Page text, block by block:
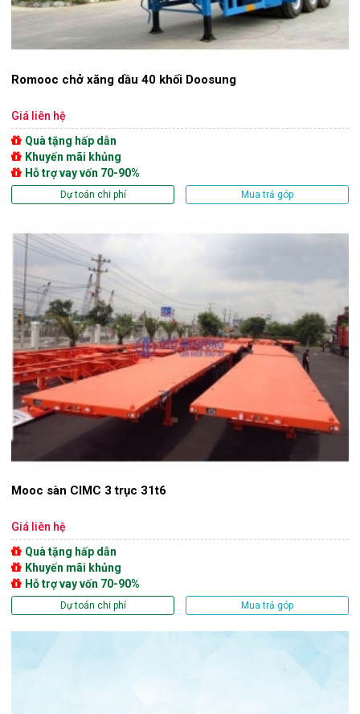
Romooc chở xăng dầu 40 khối Doosung
Giá liên hệ
Quà tặng hấp dẫn
Khuyến mãi khủng
Hỗ trợ vay vốn 70-90%
Dự toán chi phí Mua trả góp
Mooc sàn CIMC 3 trục 31t6
Giá liên hệ
Quà tặng hấp dẫn
Khuyến mãi khủng
Hỗ trợ vay vốn 70-90%
Dự toán chi phí Mua trả góp